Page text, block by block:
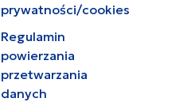
prywatności/cookies
Regulamin
powierzania
przetwarzania
danych